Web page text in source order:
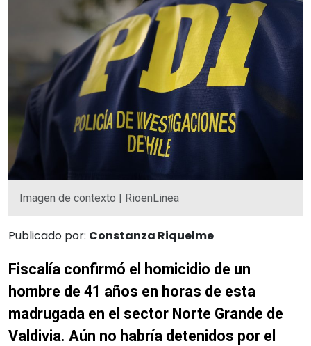
Imagen de contexto | RioenLinea
Publicado por: Constanza Riquelme
Fiscalía confirmó el homicidio de un
hombre de 41 años en horas de esta
madrugada en el sector Norte Grande de
Valdivia. Aún no habría detenidos por el